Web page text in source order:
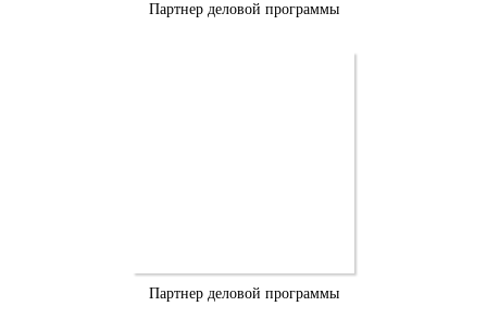
Партнер деловой программы
Партнер деловой программы